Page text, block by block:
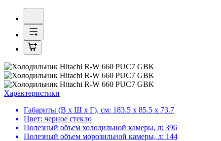
Характеристики
Габариты (В х Ш х Г), см: 183.5 х 85.5 х 73.7
Цвет: черное стекло
Полезный объем холодильной камеры, л: 396
Полезный объем морозильной камеры, л: 144